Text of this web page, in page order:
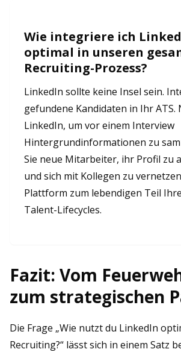
Wie integriere ich
optimal in unseren
Recruiting-Prozess?
LinkedIn sollte keine Insel sein.
gefundene Kandidaten in Ihr ATS.
LinkedIn, um vor einem Interview
Hintergrundinformationen zu
Sie neue Mitarbeiter, ihr Profil zu
und sich mit Kollegen zu
Plattform zum lebendigen Teil
Talent-Lifecycles.
Fazit: Vom
zum strategischen
Die Frage „Wie nutzt du LinkedIn
Recruiting?“ lässt sich in einem Satz